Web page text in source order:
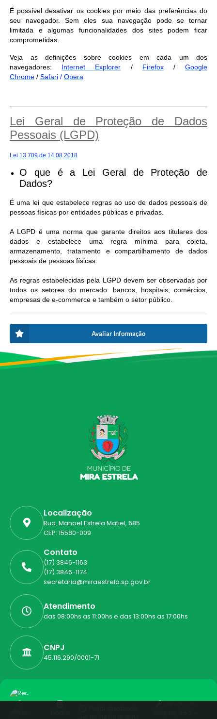
É possível desativar os cookies por meio das preferências do
seu navegador. Sem eles sua navegação pode se tornar
limitada e algumas funcionalidades dos sites podem ficar
comprometidas.
Veja as definições sobre cookies em cada um dos
navegadores: Internet Explorer / Firefox/Google
Chrome / Safari / Opera
Lei Geral de Proteção de Dados
Pessoais (LGPD)
Lei 13.709 de 14.08.2018
O que é a Lei Geral de Proteção de
Dados?
É uma lei que estabelece regras ao uso de dados pessoais de
pessoas físicas por entidades públicas e privadas.
A LGPD é uma norma que garante direitos aos titulares dos
dados e estabelece uma regra mínima para coleta,
armazenamento, tratamento e compartilhamento de dados
pessoais de pessoas físicas.
As regras estabelecidas pela LGPD devem ser observadas por
todos os setores do mercado: bancos, hospitais, comércios,
empresas de e-commerce e também o setor público.
Avaliar Informação
Localização
Rua. Manoel Estrela Matiel, 685
CEP: 15580-009
Contato
(17) 3846-1163
(17) 3846-1174
secretaria@miraestrela.sp.gov.br
Atendimento
das 08:00hs as 11:00hs e das 13:00hs as 17:00hs
CNPJ
45.116.290/0001-71